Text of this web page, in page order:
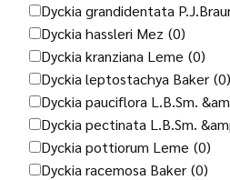
Dyckia grandidentata
Dyckia hassleri Mez (0)
Dyckia kranziana Leme (0)
Dyckia leptostachya Baker (0)
Dyckia pauciflora L.B.Sm.
Dyckia pectinata L.B.Sm.
Dyckia pottiorum Leme (0)
Dyckia racemosa Baker (0)